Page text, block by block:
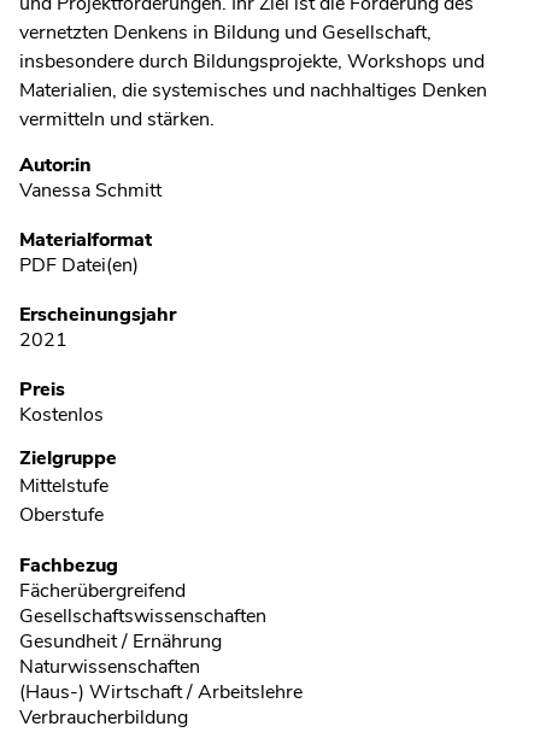
vernetzten Denkens in Bildung und Gesellschaft,
insbesondere durch Bildungsprojekte, Workshops und
Materialien, die systemisches und nachhaltiges Denken
vermitteln und stärken.
Metadaten
Autor:in
Vanessa Schmitt
Materialformat
PDF Datei(en)
Erscheinungsjahr
2021
Preis
Kostenlos
Zielgruppe
Mittelstufe
Oberstufe
Fachbezug
Fächerübergreifend
Gesellschaftswissenschaften
Gesundheit / Ernährung
Naturwissenschaften
(Haus-) Wirtschaft / Arbeitslehre
Verbraucherbildung